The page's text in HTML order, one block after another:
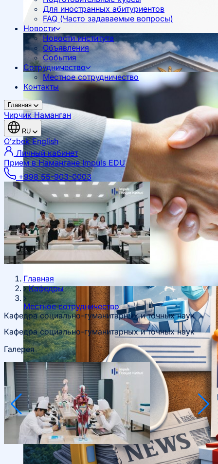
Руководство
Для иностранных абитуриентов
FAQ (Часто задаваемые вопросы)
Новости
Новости института
Объявления
События
Сотрудничество
Местное сотрудничество
Местное сотрудничество
Контакты
Главная
ЧирчикНаманган
RU
OʻzbekEnglish
Личный кабинет
Прием в Намангане Impuls EDU
+998 55-903-0003
Главная
Кафедры
Кафедра социально-гуманитарных и точных наук
Кафедра социально-гуманитарных и точных наук
Галерея